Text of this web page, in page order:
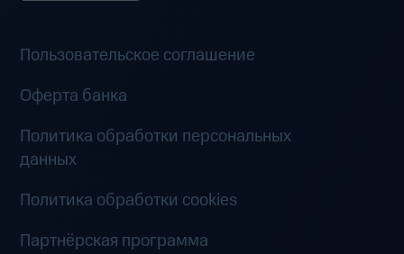
Пользовательское соглашение
Оферта банка
Политика обработки персональных
данных
Политика обработки cookies
Партнёрская программа